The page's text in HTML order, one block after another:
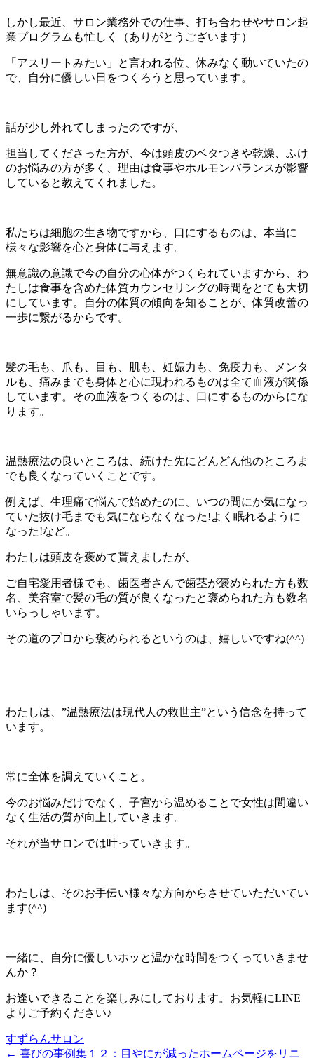
しかし最近、サロン業務外での仕事、打ち合わせやサロン起
業プログラムも忙しく（ありがとうございます）
「アスリートみたい」と言われる位、休みなく動いていたの
で、自分に優しい日をつくろうと思っています。
話が少し外れてしまったのですが、
担当してくださった方が、今は頭皮のベタつきや乾燥、ふけ
のお悩みの方が多く、理由は食事やホルモンバランスが影響
していると教えてくれました。
私たちは細胞の生き物ですから、口にするものは、本当に
様々な影響を心と身体に与えます。
無意識の意識で今の自分の心体がつくられていますから、わ
たしは食事を含めた体質カウンセリングの時間をとても大切
にしています。自分の体質の傾向を知ることが、体質改善の
一歩に繋がるからです。
髪の毛も、爪も、目も、肌も、妊娠力も、免疫力も、メンタ
ルも、痛みまでも身体と心に現われるものは全て血液が関係
しています。その血液をつくるのは、口にするものからにな
ります。
温熱療法の良いところは、続けた先にどんどん他のところま
でも良くなっていくことです。
例えば、生理痛で悩んで始めたのに、いつの間にか気になっ
ていた抜け毛までも気にならなくなった!よく眠れるように
なった!など。
わたしは頭皮を褒めて貰えましたが、
ご自宅愛用者様でも、歯医者さんで歯茎が褒められた方も数
名、美容室で髪の毛の質が良くなったと褒められた方も数名
いらっしゃいます。
その道のプロから褒められるというのは、嬉しいですね(^^)
わたしは、”温熱療法は現代人の救世主”という信念を持って
います。
常に全体を調えていくこと。
今のお悩みだけでなく、子宮から温めることで女性は間違い
なく生活の質が向上していきます。
それが当サロンでは叶っていきます。
わたしは、そのお手伝い様々な方向からさせていただいてい
ます(^^)
一緒に、自分に優しいホッと温かな時間をつくっていきませ
んか？
お逢いできることを楽しみにしております。お気軽にLINE
よりご予約ください♪
すずらんサロン
← 喜びの事例集１２：目やにが減ったホームページをリニ